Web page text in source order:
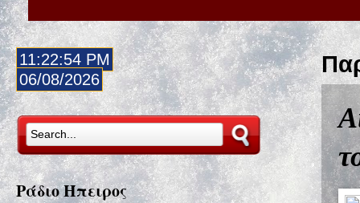
11:22:56 PM
06/08/2026
Ράδιο Ήπειρος